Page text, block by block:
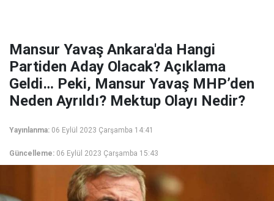
Mansur Yavaş Ankara'da Hangi
Partiden Aday Olacak? Açıklama
Geldi… Peki, Mansur Yavaş MHP’den
Neden Ayrıldı? Mektup Olayı Nedir?
Yayınlanma: 06 Eylül 2023 Çarşamba 14:41
Güncelleme: 06 Eylül 2023 Çarşamba 15:43